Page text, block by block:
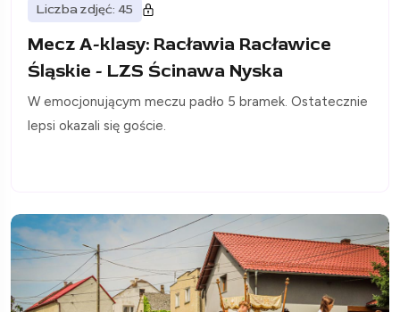
Liczba zdjęć: 45
Mecz A-klasy: Racławia Racławice
Śląskie - LZS Ścinawa Nyska
W emocjonującym meczu padło 5 bramek. Ostatecznie
lepsi okazali się goście.